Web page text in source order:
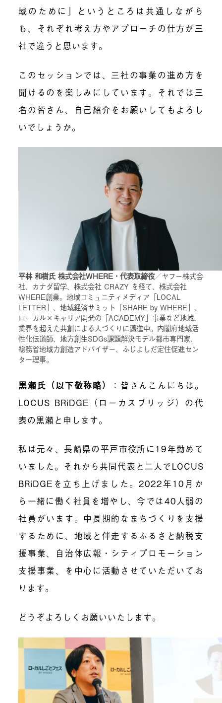
域のために」というところは共通しながら
も、それぞれ考え方やアプローチの仕方が三
社で違うと思います。
このセッションでは、三社の事業の進め方を
聞けるのを楽しみにしています。それでは三
名の皆さん、自己紹介をお願いしてもよろし
いでしょうか。
平林 和樹氏 株式会社WHERE・代表取締役／ヤフー株式会
社、カナダ留学、株式会社 CRAZY を経て、株式会社
WHERE創業。地域コミュニティメディア「LOCAL
LETTER」、地域経済サミット「SHARE by WHERE」、
ローカル×キャリア開発の「ACADEMY」事業など地域、
業界を超えた共創による人づくりに邁進中。内閣府地域活
性化伝道師、地方創生SDGs課題解決モデル都市専門家、
総務省地域力創造アドバイザー、ふじよしだ定住促進セン
ター理事。
黒瀬氏（以下敬称略）
：皆さんこんにちは。
LOCUS BRiDGE（ローカスブリッジ）の代
表の黒瀬と申します。
私は元々、長崎県の平戸市役所に19年勤めて
いました。それから共同代表と二人でLOCUS
BRiDGEを立ち上げました。2022年10月か
ら一緒に働く社員を増やし、今では40人弱の
社員がいます。中長期的なまちづくりを支援
するために、地域と伴走するふるさと納税支
援事業、自治体広報・シティプロモーション
支援事業、を中心に活動させていただいてお
ります。
どうぞよろしくお願いいたします。